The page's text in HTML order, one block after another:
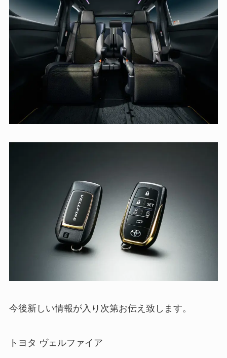
今後新しい情報が入り次第お伝え致します。
トヨタ ヴェルファイア